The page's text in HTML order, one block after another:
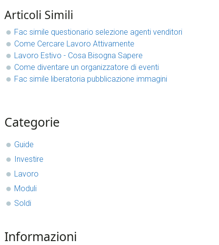
Articoli Simili
Fac simile questionario selezione agenti venditori​
Come Cercare Lavoro Attivamente
Lavoro Estivo - Cosa Bisogna Sapere
Come diventare un organizzatore di eventi
Fac simile liberatoria pubblicazione immagini​
sidebar
Blog
Categorie
Guide
Investire
Lavoro
Moduli
Soldi
Informazioni